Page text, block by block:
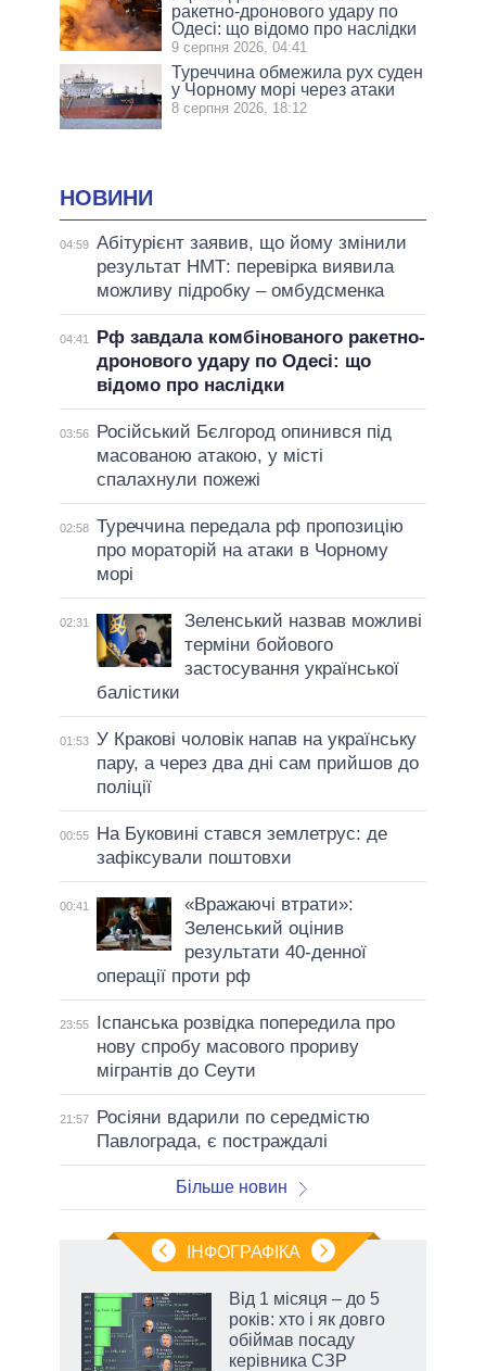
ракетно-дронового удару по
Одесі: що відомо про наслідки
9 серпня 2026, 04:41
Туреччина обмежила рух суден
у Чорному морі через атаки
8 серпня 2026, 18:12
НОВИНИ
04:59 Абітурієнт заявив, що йому змінили
результат НМТ: перевірка виявила
можливу підробку – омбудсменка
04:41
Рф завдала комбінованого ракетно-
дронового удару по Одесі: що
відомо про наслідки
03:56
Російський Бєлгород опинився під
масованою атакою, у місті
спалахнули пожежі
02:58 Туреччина передала рф пропозицію
про мораторій на атаки в Чорному
морі
02:31
Зеленський назвав можливі
терміни бойового
застосування української
балістики
01:53 У Кракові чоловік напав на українську
пару, а через два дні сам прийшов до
поліції
00:55
На Буковині стався землетрус: де
зафіксували поштовхи
00:41
«Вражаючі втрати»:
Зеленський оцінив
результати 40-денної
операції проти рф
23:55
Іспанська розвідка попередила про
нову спробу масового прориву
мігрантів до Сеути
21:57
Росіяни вдарили по середмістю
Павлограда, є постраждалі
Більше новин
ІНФОГРАФІКА
Від 1 місяця – до 5
років: хто і як довго
обіймав посаду
керівника СЗР